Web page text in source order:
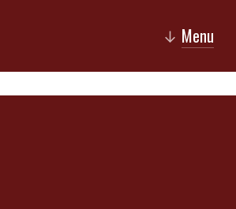
↓ Menu